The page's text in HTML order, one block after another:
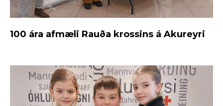
100 ára afmæli Rauða krossins á Akureyri